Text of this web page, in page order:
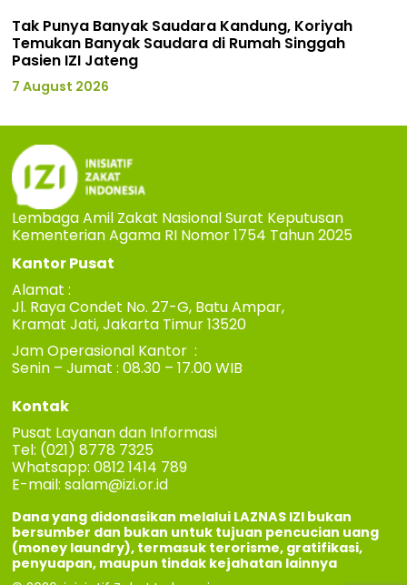
Tak Punya Banyak Saudara Kandung, Koriyah
Temukan Banyak Saudara di Rumah Singgah
Pasien IZI Jateng
7 August 2026
Lembaga Amil Zakat Nasional Surat Keputusan
Kementerian Agama RI Nomor 1754 Tahun 2025
Kantor Pusat
Alamat :
Jl. Raya Condet No. 27-G, Batu Ampar,
Kramat Jati, Jakarta Timur 13520
Jam Operasional Kantor :
Senin – Jumat : 08.30 – 17.00 WIB
Kontak
Pusat Layanan dan Informasi
Tel: (021) 8778 7325
Whatsapp: 0812 1414 789
E-mail:salam@izi.or.id
Dana yang didonasikan melalui LAZNAS IZI bukan
bersumber dan bukan untuk tujuan pencucian uang
(money laundry), termasuk terorisme, gratifikasi,
penyuapan, maupun tindak kejahatan lainnya